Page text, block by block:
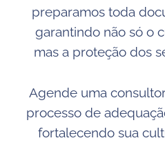
preparamos toda
garantindo não só o
mas a proteção dos
Agende uma
processo de
fortalecendo sua